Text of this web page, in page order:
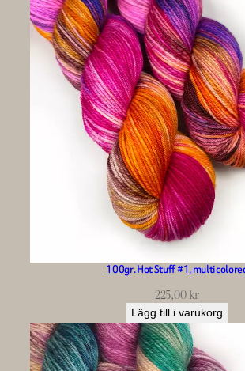
100gr. Hot Stuff #1,
225,00kr
Lägg till i varukorg